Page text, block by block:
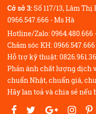
Cở sở 3:Số 117/13, Lâm
0966.547.666 - Ms Hà
Hotline/Zalo: 0964.480.666
Chăm sóc KH:
Hỗ trợ kỹ thuật:
Phản ánh chất lượng dịch
chuẩn Nhật, chuẩn giá,
Hãy lan toả và chia sẻ nếu